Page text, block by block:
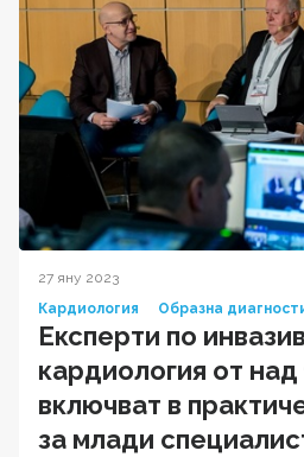
27 яну 2023
Кардиология
Образна
Експерти по
кардиология от
включват в
за млади